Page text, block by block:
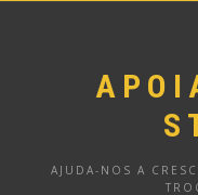
AJUDA-NOS A